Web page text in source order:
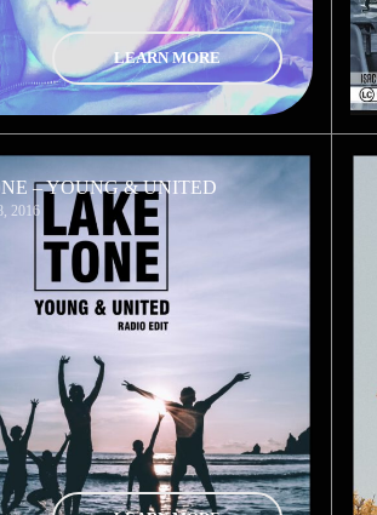
LEARN MORE
– YOUNG & UNITED
2016